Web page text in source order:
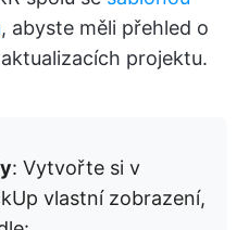
, abyste měli přehled o
projektu.
: Vytvořte si v
vlastní zobrazení,